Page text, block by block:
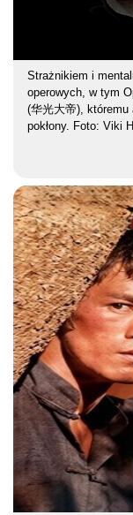
Strażnikiem i
operowych, w tym
(华光大帝), któremu
pokłony. Foto: Viki